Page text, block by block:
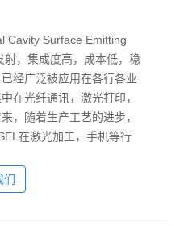
Cavity Surface Emitting
，集成度高，成本低，稳
经广泛被应用在各行各业
在光纤通讯，激光打印，
，随着生产工艺的进步，
在激光加工，手机等行
们